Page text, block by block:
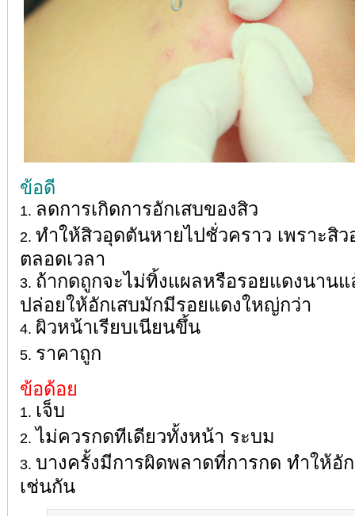
ข้อดี
ลดการเกิดการอักเสบของสิว
ทำให้สิวอุดตันหายไปชั่วคราว เพราะสิ
ตลอดเวลา
ถ้ากดถูกจะไม่ทิ้งแผลหรือรอยแดงนานแ
ปล่อยให้อักเสบมักมีรอยแดงใหญ่กว่า
ผิวหน้าเรียบเนียนขึ้น
ราคาถูก
ข้อด้อย
เจ็บ
ไม่ควรกดทีเดียวทั้งหน้า ระบม
บางครั้งมีการผิดพลาดที่การกด ทำให้อั
เช่นกัน